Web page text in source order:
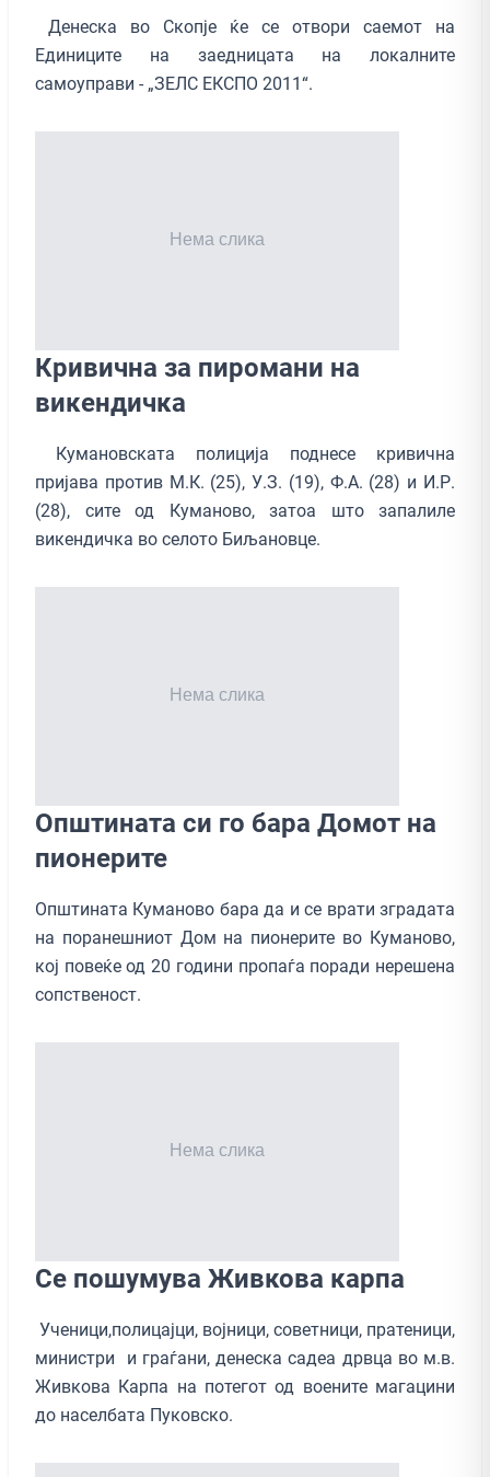
Денеска во Скопје ќе се отвори саемот на
Единиците на заедницата на локалните
самоуправи - „ЗЕЛС ЕКСПО 2011“.
Кривична за пиромани на
викендичка
Кумановската полиција поднесе кривична
пријава против М.К. (25), У.З. (19), Ф.А. (28) и И.Р.
(28), сите од Куманово, затоа што запалиле
викендичка во селото Биљановце.
Општинатa си го бара Домот на
пионерите
Општината Куманово бара да и се врати зградата
на поранешниот Дом на пионерите во Куманово,
кој повеќе од 20 години пропаѓа поради нерешена
сопственост.
Се пошумува Живкова карпа
Ученици,полицајци, војници, советници, пратеници,
министри и граѓани, денеска садеа дрвца во м.в.
Живкова Карпа на потегот од воените магацини
до населбата Пуковско.